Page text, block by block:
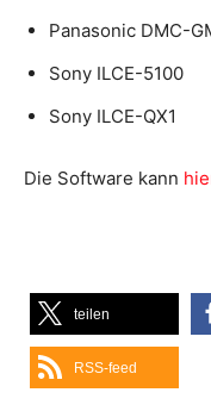
Panasonic DMC-
Sony ILCE-5100
Sony ILCE-QX1
Die Software kann
teilen
RSS-feed